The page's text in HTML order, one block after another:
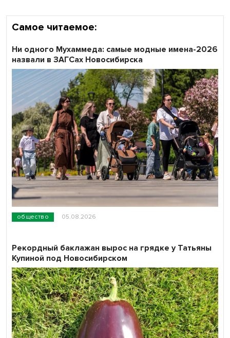
Самое читаемое:
общество 05.08.2026
Ни одного Мухаммеда: самые модные имена-2026
назвали в ЗАГСах Новосибирска
Рекордный баклажан вырос на грядке у Татьяны
Купиной под Новосибирском